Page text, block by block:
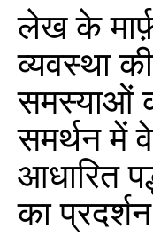
लेख के
व्यवस्था
समस्याओं
समर्थन में वे
आधारित
का